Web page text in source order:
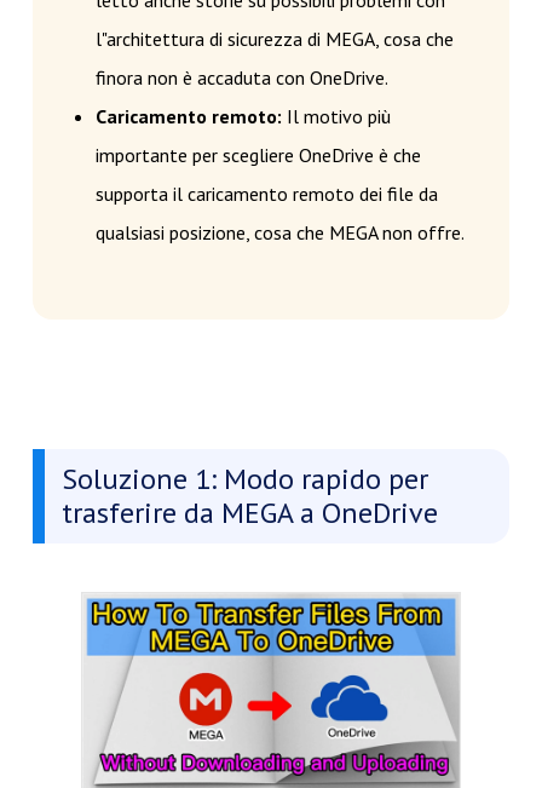
l"architettura di sicurezza di MEGA, cosa che
finora non è accaduta con OneDrive.
Caricamento remoto: Il motivo più
importante per scegliere OneDrive è che
supporta il caricamento remoto dei file da
qualsiasi posizione, cosa che MEGA non offre.
Soluzione 1: Modo rapido per
trasferire da MEGA a OneDrive